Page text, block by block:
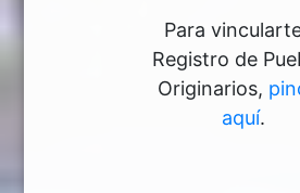
Para
Registro de
Originarios,
aquí.